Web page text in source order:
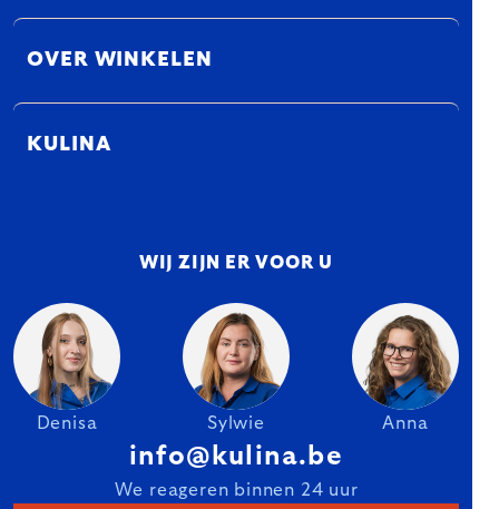
OVER WINKELEN
KULINA
WIJ ZIJN ER VOOR U
Denisa Sylwie Anna
info@kulina.be
We reageren binnen 24 uur